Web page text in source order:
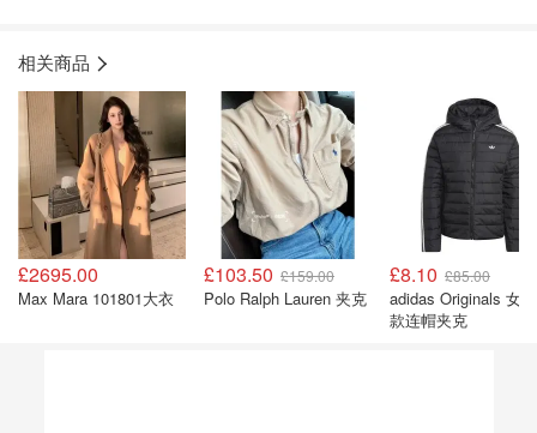
相关商品
£2695.00
Max Mara 101801大衣
£103.50 £159.00
Polo Ralph Lauren 夹克
£8.10 £85.00
adidas Originals 女款短
款连帽夹克